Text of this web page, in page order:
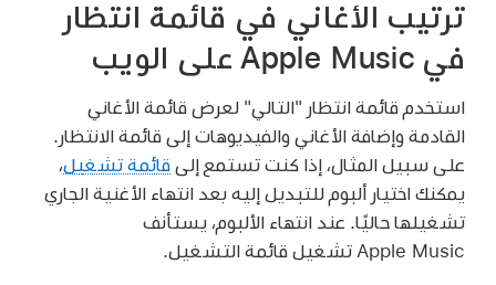
ترتيب الأغاني في قائمة انتظار
في Apple Music على الويب
استخدم قائمة انتظار "التالي" لعرض قائمة الأغاني
القادمة وإضافة الأغاني والفيديوهات إلى قائمة الانتظار.
على سبيل المثال، إذا كنت تستمع إلى قائمة تشغيل،
يمكنك اختيار ألبوم للتبديل إليه بعد انتهاء الأغنية الجاري
تشغيلها حاليًا. عند انتهاء الألبوم، يستأنف
Apple Music تشغيل قائمة التشغيل.